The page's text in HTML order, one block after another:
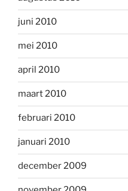
juni 2010
mei 2010
april 2010
maart 2010
februari 2010
januari 2010
december 2009